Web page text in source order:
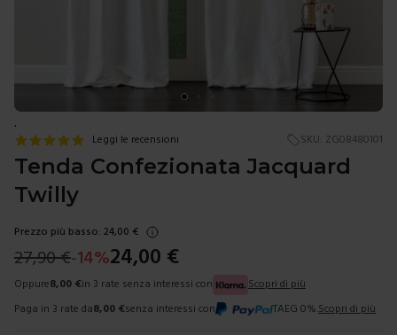
.
Leggi le recensioni SKU: ZG08480101
Tenda Confezionata Jacquard
Twilly
Prezzo più basso: 24,00 €
27,90€-14%24,00 €
Oppure8,00 €in 3 rate senza interessi con
Scopri di più
Paga in 3 rate da8,00 €senza interessi con TAEG 0%. Scopri di più